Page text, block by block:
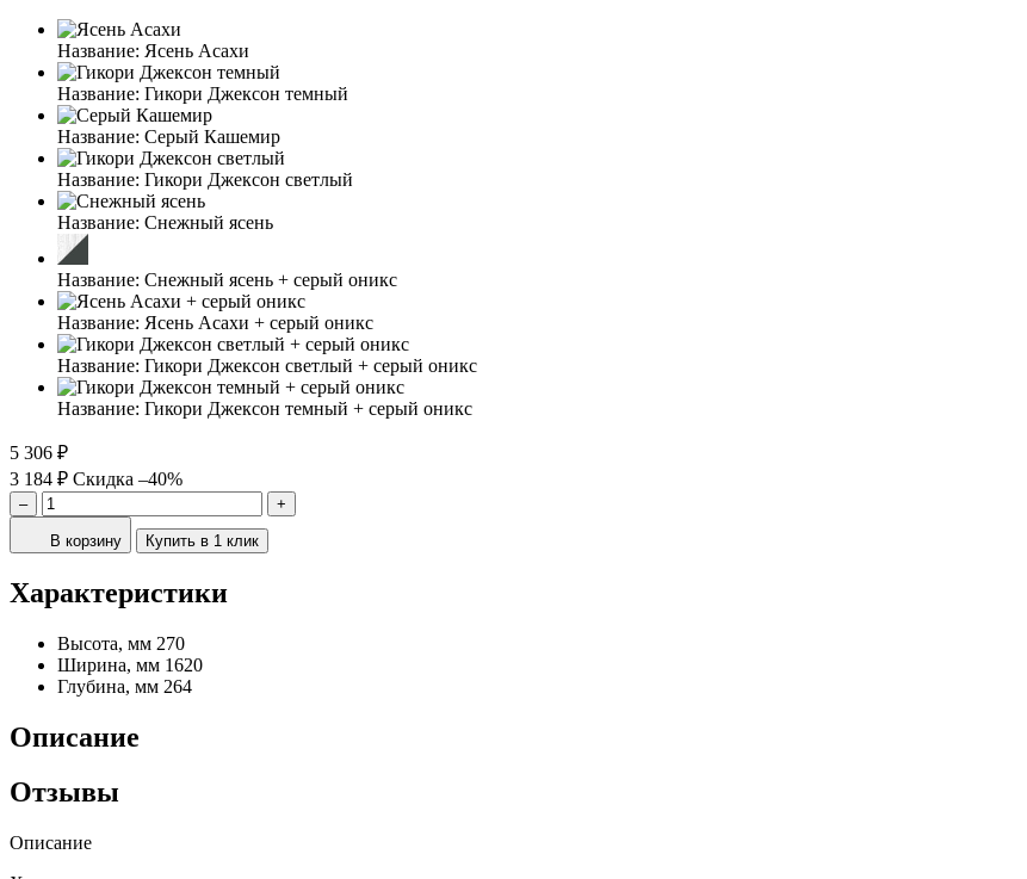
Название: Ясень Асахи
Название: Гикори Джексон темный
Название: Серый Кашемир
Название: Гикори Джексон светлый
Название: Снежный ясень
Название: Снежный ясень + серый оникс
Название: Ясень Асахи + серый оникс
Название: Гикори Джексон светлый + серый оникс
Название: Гикори Джексон темный + серый оникс
5 306 ₽
3 184 ₽ Скидка –40%
– +
В корзину Купить в 1 клик
Характеристики
Высота, мм 270
Ширина, мм 1620
Глубина, мм 264
Описание
Отзывы
Описание